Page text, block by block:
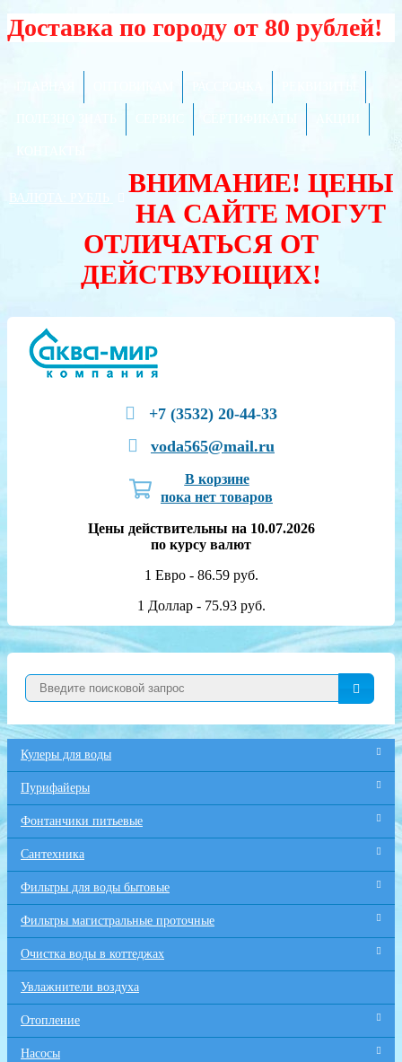
Доставка по городу от 80 рублей!
ВАЛЮТА:
ВНИМАНИЕ! ЦЕНЫ
НА САЙТЕ МОГУТ
ОТЛИЧАТЬСЯ ОТ
ДЕЙСТВУЮЩИХ!
+7 (3532) 20-44-33
voda565@mail.ru
В корзине
пока нет товаров
Цены действительны на 10.07.2026
по курсу валют
1 Евро - 86.59 руб.
1 Доллар - 75.93 руб.
Кулеры для воды
Пурифайеры
Фонтанчики питьевые
Сантехника
Фильтры для воды бытовые
Фильтры магистральные проточные
Очистка воды в коттеджах
Увлажнители воздуха
Отопление
Насосы